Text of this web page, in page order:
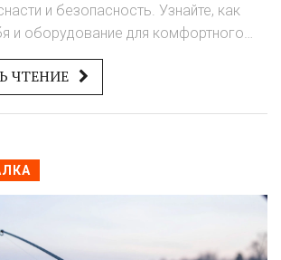
и безопасность. Узнайте, как
и оборудование для комфортного
ЧТЕНИЕ